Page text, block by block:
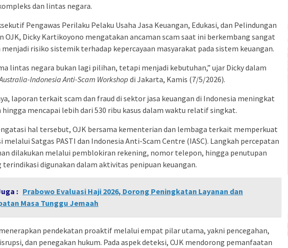
dan lintas negara.
Pengawas Perilaku Pelaku Usaha Jasa Keuangan, Edukasi, dan Pelindungan
OJK, Dicky Kartikoyono mengatakan ancaman scam saat ini berkembang sangat
menjadi risiko sistemik terhadap kepercayaan masyarakat pada sistem keuangan.
lintas negara bukan lagi pilihan, tetapi menjadi kebutuhan,” ujar Dicky dalam
Indonesia Anti-Scam Workshop di Jakarta, Kamis (7/5/2026).
laporan terkait scam dan fraud di sektor jasa keuangan di Indonesia meningkat
mencapai lebih dari 530 ribu kasus dalam waktu relatif singkat.
hal tersebut, OJK bersama kementerian dan lembaga terkait memperkuat
melalui Satgas PASTI dan Indonesia Anti-Scam Centre (IASC). Langkah percepatan
dilakukan melalui pemblokiran rekening, nomor telepon, hingga penutupan
terindikasi digunakan dalam aktivitas penipuan keuangan.
: Prabowo Evaluasi Haji 2026, Dorong Peningkatan Layanan dan
Masa Tunggu Jemaah
pendekatan proaktif melalui empat pilar utama, yakni pencegahan,
dan penegakan hukum. Pada aspek deteksi, OJK mendorong pemanfaatan